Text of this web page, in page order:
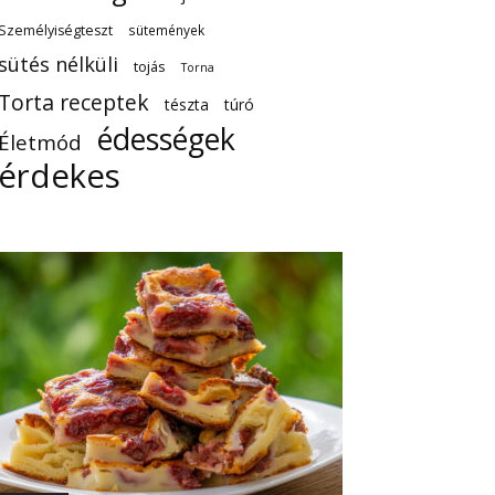
sütemények
nélküli tojás Torna
receptek tészta túró
édességek